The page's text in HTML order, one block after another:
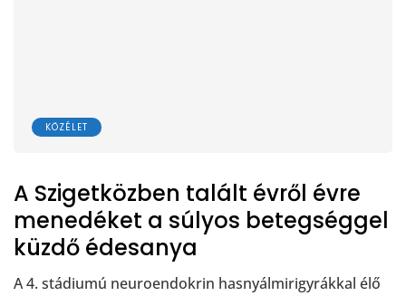
KÖZÉLET
A Szigetközben talált évről évre
menedéket a súlyos betegséggel
küzdő édesanya
A 4. stádiumú neuroendokrin hasnyálmirigyrákkal élő